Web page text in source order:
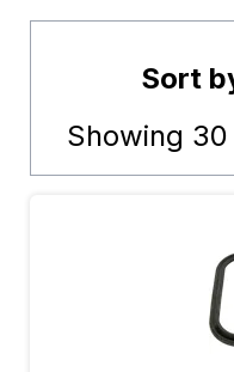
Sort
Showing 30